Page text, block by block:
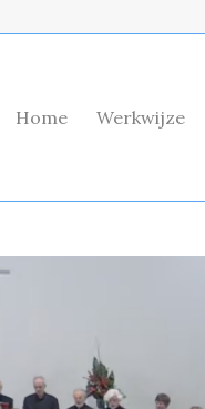
Home Werkwijze